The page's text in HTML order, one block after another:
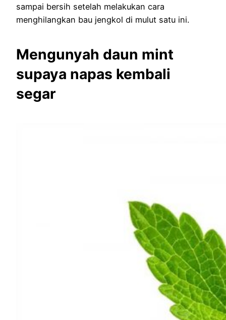
sampai bersih setelah melakukan cara
menghilangkan bau jengkol di mulut satu ini.
Mengunyah daun mint
supaya napas kembali
segar